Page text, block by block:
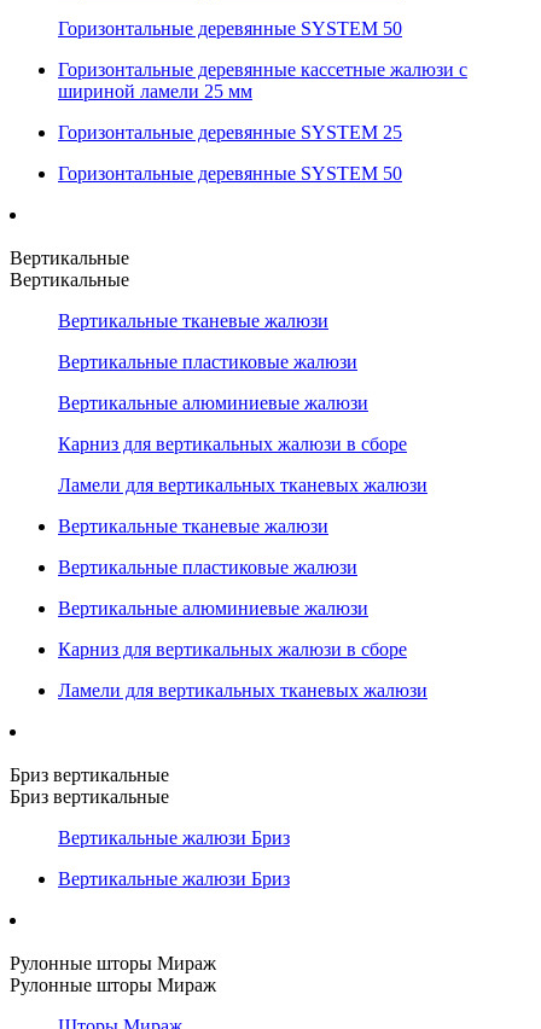
Горизонтальные деревянные SYSTEM 50
Горизонтальные деревянные кассетные жалюзи с
шириной ламели 25 мм
Горизонтальные деревянные SYSTEM 25
Горизонтальные деревянные SYSTEM 50
Вертикальные
Вертикальные
Вертикальные тканевые жалюзи
Вертикальные пластиковые жалюзи
Вертикальные алюминиевые жалюзи
Карниз для вертикальных жалюзи в сборе
Ламели для вертикальных тканевых жалюзи
Вертикальные тканевые жалюзи
Вертикальные пластиковые жалюзи
Вертикальные алюминиевые жалюзи
Карниз для вертикальных жалюзи в сборе
Ламели для вертикальных тканевых жалюзи
Бриз вертикальные
Бриз вертикальные
Вертикальные жалюзи Бриз
Вертикальные жалюзи Бриз
Рулонные шторы Мираж
Рулонные шторы Мираж